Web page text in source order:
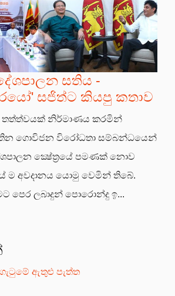
සතිය -
සජිත්ට කියපු කතාව
තත්ත්වයක් නිර්මාණය කරමින්
ගොවිජන විරෝධතා සම්බන්ධයෙන්
ක්‍ෂේත්‍රයේ පමණක් නොව
ම අවදානය යොමු වෙමින් තිබේ.
පෙර ලබාදුන් පොරොන්දු ඉ...
ඇතුළු පැත්ත